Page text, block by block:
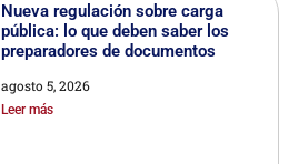
Nueva regulación sobre carga
pública: lo que deben saber los
preparadores de documentos
agosto 5, 2026
Leer más